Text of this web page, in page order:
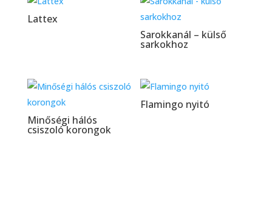
Lattex
Sarokkanál – külső
sarkokhoz
Minőségi hálós
csiszoló korongok
Flamingo nyitó